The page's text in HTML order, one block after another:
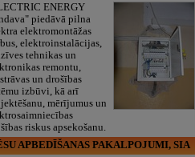
ENERGY
piedāvā pilna
elektromontāžas
elektroinstalācijas,
tehnikas un
remontu,
un drošības
izbūvi, kā arī
mērījumus un
riskus apsekošanu.
APBEDĪŠANAS PAKALPOJUMI, SIA